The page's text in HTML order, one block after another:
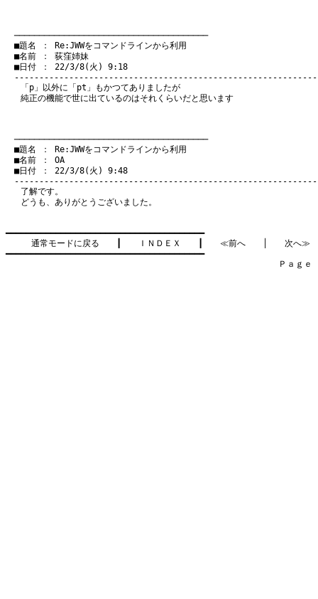
───────────────────────────────────────
■題名 ： Re:JWWをコマンドラインから利用
■名前 ： 荻窪姉妹
■日付 ： 22/3/8(火) 9:18
「p」以外に「pt」もかつてありましたが
純正の機能で世に出ているのはそれくらいだと思います
───────────────────────────────────────
■題名 ： Re:JWWをコマンドラインから利用
■名前 ： OA
■日付 ： 22/3/8(火) 9:48
了解です。
どうも、ありがとうございました。
━━━━━━━━━━━━━━━━━━━━━━━━━━━━━━━━━━━━━━━━
通常モードに戻る
ＩＮＤＥＸ ≪前へ
次へ≫
━━━━━━━━━━━━━━━━━━━━━━━━━━━━━━━━━━━━━━━━
Ｐａｇｅ